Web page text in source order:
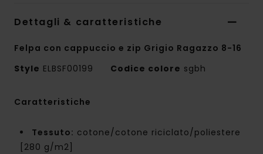
Dettagli & caratteristiche
Felpa con cappuccio e zip Grigio Ragazzo 8-16
Style ELBSF00199 Codice colore sgbh
Caratteristiche
Tessuto: cotone/cotone riciclato/poliestere
[280 g/m2]